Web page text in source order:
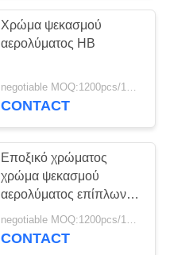
Χρώμα ψεκασμού
αερολύματος HB
negotiable MOQ:1200pcs/100ctns για κάθε χρώμα
CONTACT
Εποξικό χρώματος
χρώμα ψεκασμού
αερολύματος επίπλων
αντανακλαστικό
negotiable MOQ:1200pcs/100ctns για κάθε χρώμα
CONTACT